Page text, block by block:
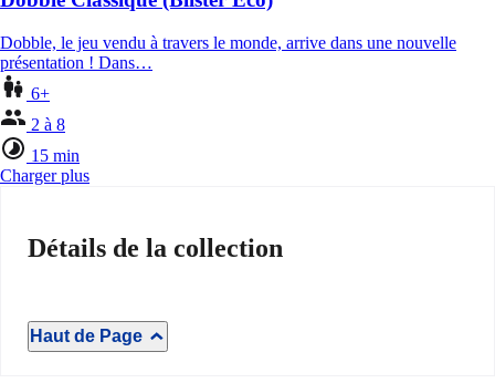
Dobble, le jeu vendu à travers le monde, arrive dans une nouvelle
présentation ! Dans…
6+
2 à 8
15 min
Charger plus
Détails de la collection
Haut de Page